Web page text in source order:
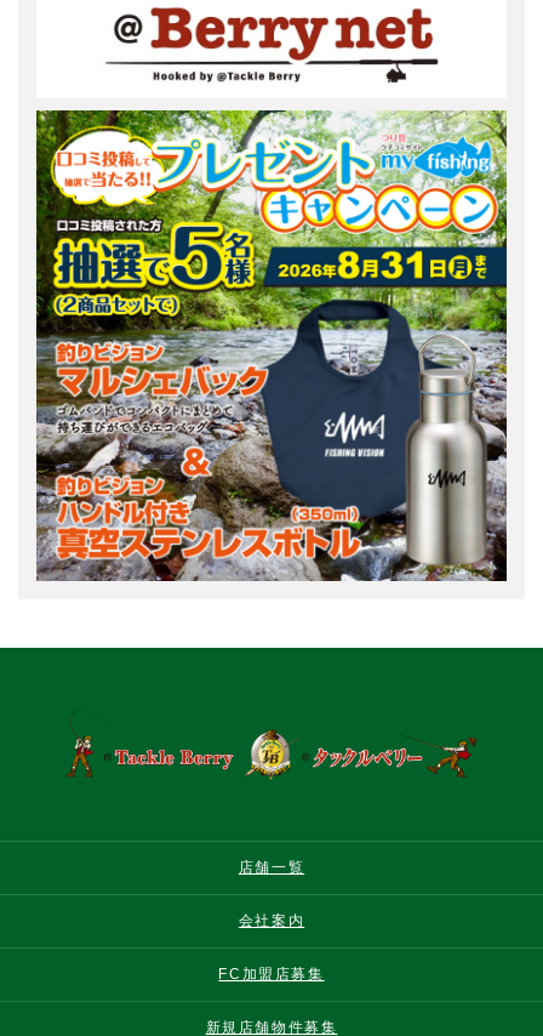
店舗一覧
会社案内
FC加盟店募集
新規店舗物件募集